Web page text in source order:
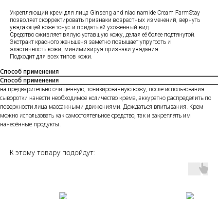
Укрепляющий крем для лица Ginseng and niacinamide Cream FarmStay
позволяет скорректировать признаки возрастных изменений, вернуть
увядающей коже тонус и придать ей ухоженный вид.
Средство оживляет вялую уставшую кожу, делая её более подтянутой.
Экстракт красного женьшеня заметно повышает упругость и
эластичность кожи, минимизируя признаки увядания.
Подходит для всех типов кожи.
Способ применения
Способ применения
на предварительно очищенную, тонизированную кожу, после использования
сыворотки нанести необходимое количество крема, аккуратно распределить по
поверхности лица массажными движениями. Дождаться впитывания. Крем
можно использовать как самостоятельное средство, так и закреплять им
нанесённые продукты.
К этому товару подойдут: